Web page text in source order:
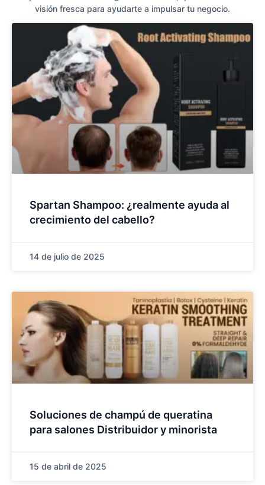
visión fresca para ayudarte a impulsar tu negocio.
Spartan Shampoo: ¿realmente ayuda al
crecimiento del cabello?
14 de julio de 2025
Soluciones de champú de queratina
para salones Distribuidor y minorista
15 de abril de 2025